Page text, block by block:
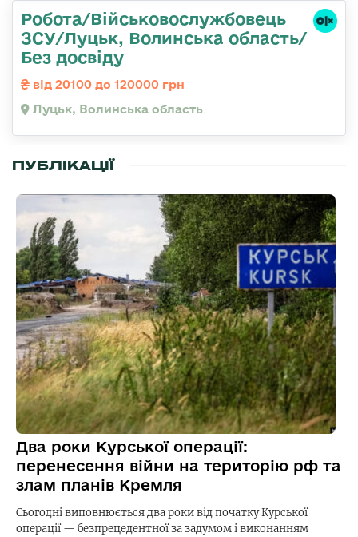
Робота/Військовослужбовець
ЗСУ/Луцьк, Волинська область/
Без досвіду
від 20100 до 120000 грн
Луцьк, Волинська область
ПУБЛІКАЦІЇ
Два роки Курської операції:
перенесення війни на територію рф та
злам планів Кремля
Сьогодні виповнюється два роки від початку Курської
операції — безпрецедентної за задумом і виконанням